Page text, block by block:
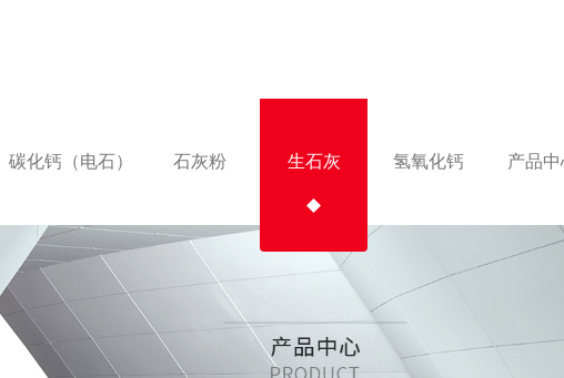
碳化钙（电石） 石灰粉 生石灰 氢氧化钙 产品中